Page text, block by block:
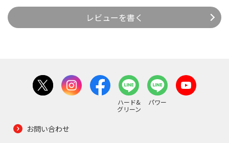
レビューを書く
ハード&
グリーン
パワー
お問い合わせ